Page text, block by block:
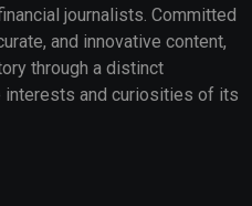
journalists. Committed
and innovative content,
through a distinct
interests and curiosities of its